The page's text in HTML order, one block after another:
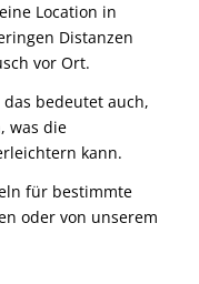
Location in
Distanzen
vor Ort.
das bedeutet auch,
was die
kann.
für bestimmte
oder von unserem